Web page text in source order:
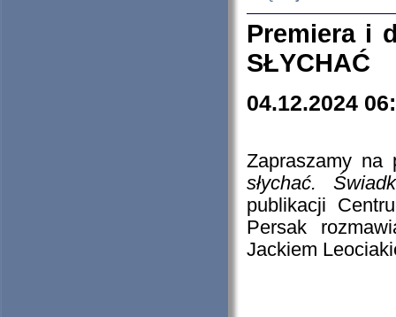
Premiera i
SŁYCHAĆ
04.12.2024
Zapraszamy
słychać.
publikacji
Persak
Jackiem